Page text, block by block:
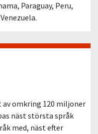
Paraguay, Peru,
omkring 120 miljoner
näst största språk
med, näst efter